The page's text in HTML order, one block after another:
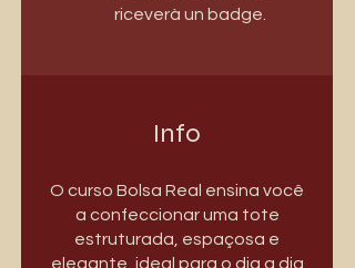
riceverà un badge.
Info
O curso Bolsa Real ensina você
a confeccionar uma tote
estruturada, espaçosa e
elegante, ideal para o dia a dia